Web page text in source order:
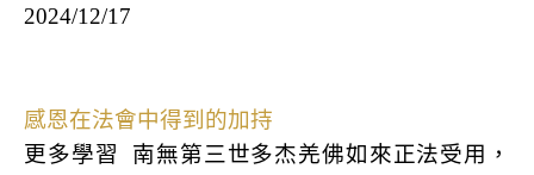
2024/12/17
感恩在法會中得到的加持
更多學習
南無第三世多杰羌佛如來正法受用，